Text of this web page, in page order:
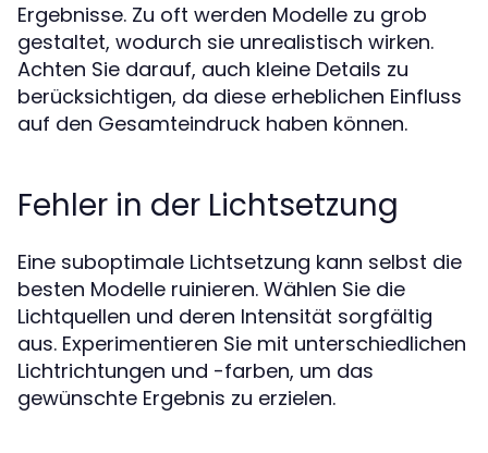
Ergebnisse. Zu oft werden Modelle zu grob
gestaltet, wodurch sie unrealistisch wirken.
Achten Sie darauf, auch kleine Details zu
berücksichtigen, da diese erheblichen Einfluss
auf den Gesamteindruck haben können.
Fehler in der Lichtsetzung
Eine suboptimale Lichtsetzung kann selbst die
besten Modelle ruinieren. Wählen Sie die
Lichtquellen und deren Intensität sorgfältig
aus. Experimentieren Sie mit unterschiedlichen
Lichtrichtungen und -farben, um das
gewünschte Ergebnis zu erzielen.